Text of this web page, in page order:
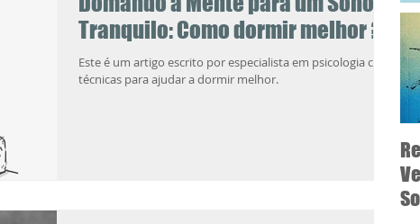
Tranquilo: Como dormir melhor ?
Este é um artigo escrito por especialista em psicologia com
técnicas para ajudar a dormir melhor.